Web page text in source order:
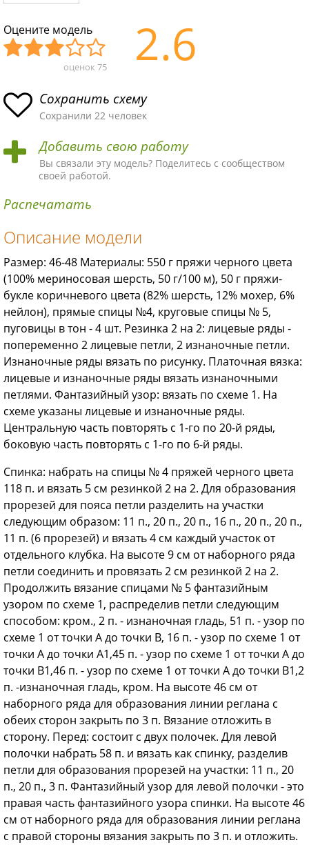
Оцените модель
асн
ая
ма
пло
хая
ма
ыч
ная
ма
Хор
ая
ма
Отл
ая
ма!
оценок 75 2.6
Сохранить схему
Сохранили 22 человек
Добавить свою работу
Вы связали эту модель? Поделитесь с сообществом
своей работой.
Распечатать
Описание модели
Размер: 46-48 Материалы: 550 г пряжи черного цвета
(100% мериносовая шерсть, 50 г/100 м), 50 г пряжи-
букле коричневого цвета (82% шерсть, 12% мохер, 6%
нейлон), прямые спицы №4, круговые спицы № 5,
пуговицы в тон - 4 шт. Резинка 2 на 2: лицевые ряды -
попеременно 2 лицевые петли, 2 изнаночные петли.
Изнаночные ряды вязать по рисунку. Платочная вязка:
лицевые и изнаночные ряды вязать изнаночными
петлями. Фантазийный узор: вязать по схеме 1. На
схеме указаны лицевые и изнаночные ряды.
Центральную часть повторять с 1-го по 20-й ряды,
боковую часть повторять с 1-го по 6-й ряды.
Спинка: набрать на спицы № 4 пряжей черного цвета
118 п. и вязать 5 см резинкой 2 на 2. Для образования
прорезей для пояса петли разделить на участки
следующим образом: 11 п., 20 п., 20 п., 16 п., 20 п., 20 п.,
11 п. (6 прорезей) и вязать 4 см каждый участок от
отдельного клубка. На высоте 9 см от наборного ряда
петли соединить и провязать 2 см резинкой 2 на 2.
Продолжить вязание спицами № 5 фантазийным
узором по схеме 1, распределив петли следующим
способом: кром., 2 п. - изнаночная гладь, 51 п. - узор по
схеме 1 от точки А до точки В, 16 п. - узор по схеме 1 от
точки А до точки А1,45 п. - узор по схеме 1 от точки А до
точки В1,46 п. - узор по схеме 1 от точки А до точки В1,2
п. -изнаночная гладь, кром. На высоте 46 см от
наборного ряда для образования линии реглана с
обеих сторон закрыть по 3 п. Вязание отложить в
сторону. Перед: состоит с двух полочек. Для левой
полочки набрать 58 п. и вязать как спинку, разделив
петли для образования прорезей на участки: 11 п., 20
п., 20 п., 3 п. Фантазийный узор для левой полочки - это
правая часть фантазийного узора спинки. На высоте 46
см от наборного ряда для образования линии реглана
с правой стороны вязания закрыть по 3 п. и отложить.